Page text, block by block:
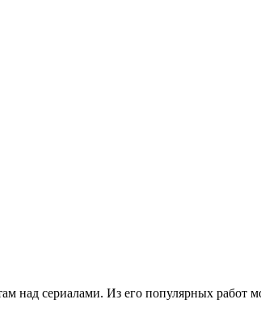
над сериалами. Из его популярных